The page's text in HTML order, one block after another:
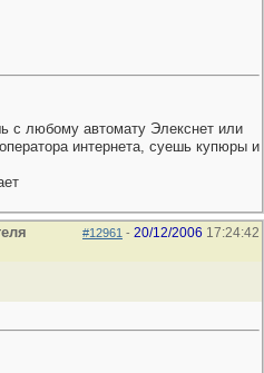
с любому автомату Элекснет или
интернета, суешь купюры и
#12961 - 20/12/2006 17:24:42